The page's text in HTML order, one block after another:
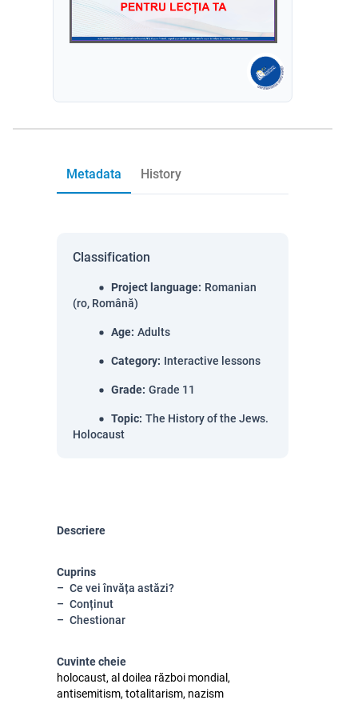
Metadata History
Classification
Project language: Romanian
(ro, Română)
Age: Adults
Category: Interactive lessons
Grade: Grade 11
Topic: The History of the Jews.
Holocaust
Descriere
Cuprins
Ce vei învăța astăzi?
Conținut
Chestionar
Cuvinte cheie
holocaust, al doilea război mondial,
antisemitism, totalitarism, nazism